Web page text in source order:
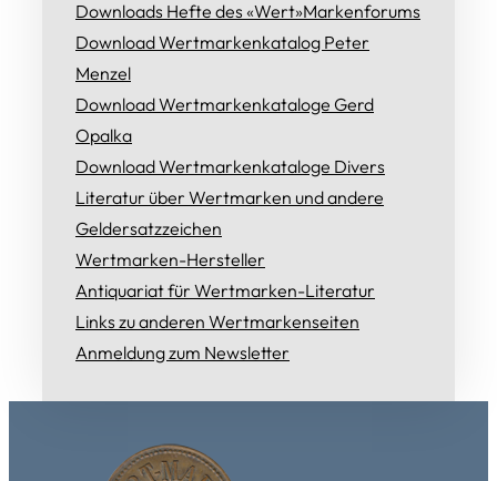
Downloads Hefte des «Wert»Markenforums
Download Wertmarkenkatalog Peter
Menzel
Download Wertmarkenkataloge Gerd
Opalka
Download Wertmarkenkataloge Divers
Literatur über Wertmarken und andere
Geldersatzzeichen
Wertmarken-Hersteller
Antiquariat für Wertmarken-Literatur
Links zu anderen Wertmarkenseiten
Anmeldung zum Newsletter